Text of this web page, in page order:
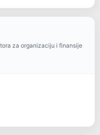
za organizaciju i finansije